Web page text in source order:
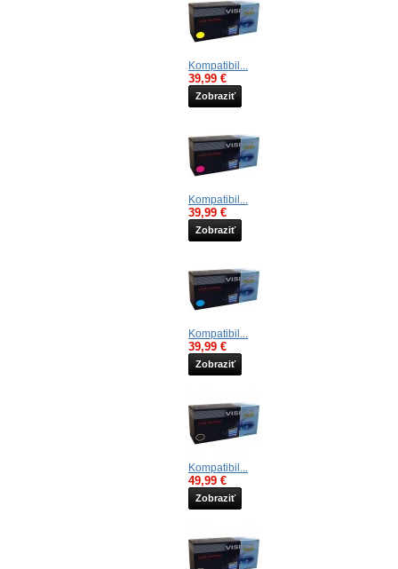
Kompatibil...
39,99 €
Zobraziť
Kompatibil...
39,99 €
Zobraziť
Kompatibil...
39,99 €
Zobraziť
Kompatibil...
49,99 €
Zobraziť